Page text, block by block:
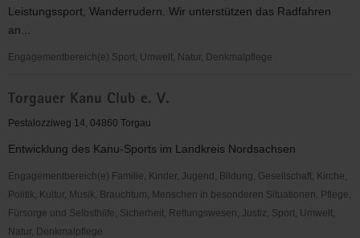
Leistungssport, Wanderrudern. Wir unterstützen das Radfahren
an...
Engagementbereich(e) Sport, Umwelt, Natur, Denkmalpflege
Ruderverein
e.
Torgauer Kanu Club e. V.
Pestalozziweg 14, 04860 Torgau
Entwicklung des Kanu-Sports im Landkreis Nordsachsen
Engagementbereich(e) Familie, Kinder, Jugend, Bildung, Gesellschaft, Kirche,
Politik, Kultur, Musik, Brauchtum, Menschen in besonderen Situationen, Pflege,
Fürsorge und Selbsthilfe, Sicherheit, Rettungswesen, Justiz, Sport, Umwelt,
Natur, Denkmalpflege